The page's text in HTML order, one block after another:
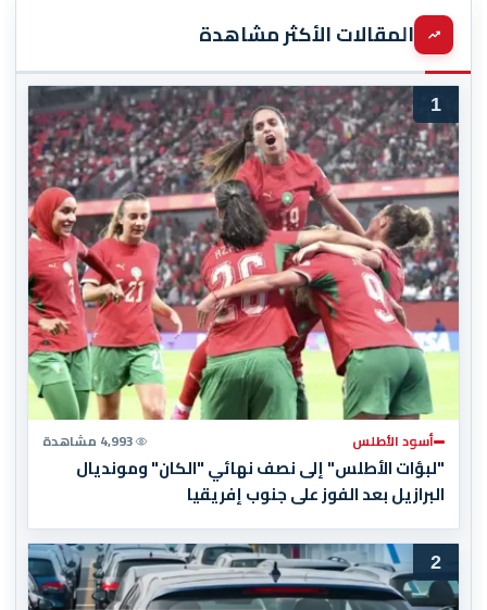
المقالات الأكثر مشاهدة
1
أسود الأطلس 4,993 مشاهدة
"لبؤات الأطلس" إلى نصف نهائي "الكان" ومونديال
البرازيل بعد الفوز على جنوب إفريقيا
2